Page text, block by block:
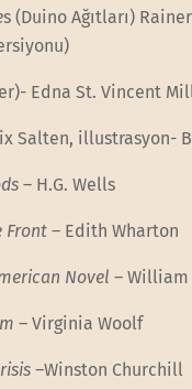
s (Duino Ağıtları)
Edna St. Vincent
Salten, illustrasyon-
– H.G. Wells
Front – Edith Wharton
Novel – William
– Virginia Woolf
–Winston Churchill